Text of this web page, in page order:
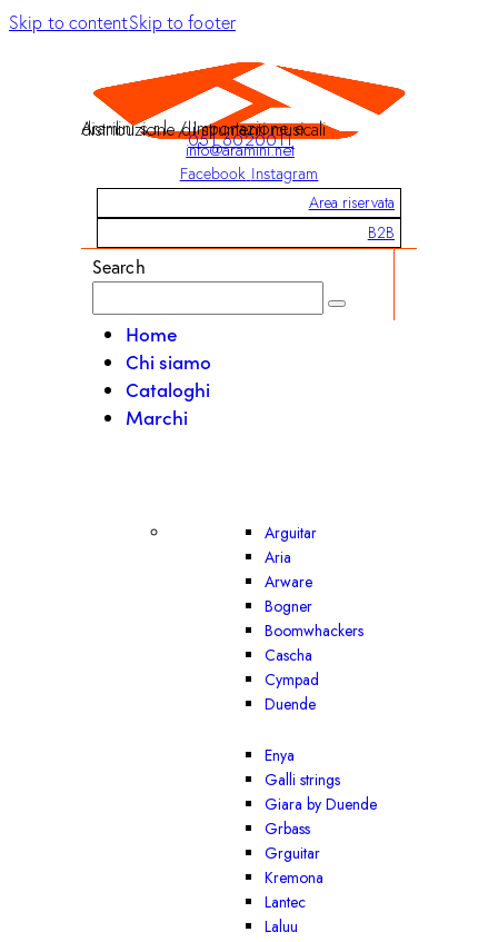
Skip to contentSkip to footer
Aramini s.r.l. / Importazione e distribuzione di strumenti musicali
051 6020011
info@aramini.net
Facebook Instagram
Area riservata
B2B
Search
Home
Chi siamo
Cataloghi
Marchi
Arguitar
Aria
Arware
Bogner
Boomwhackers
Cascha
Cympad
Duende
Enya
Galli strings
Giara by Duende
Grbass
Grguitar
Kremona
Lantec
Laluu